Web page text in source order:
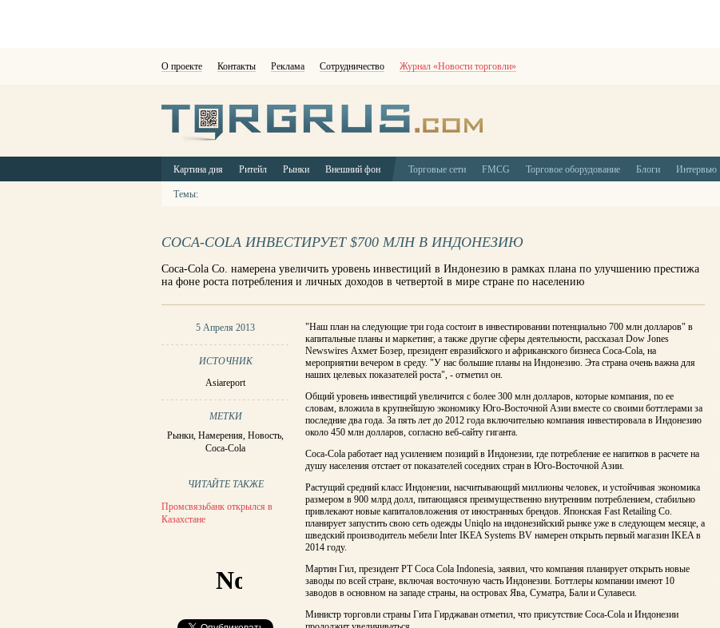
О проекте Контакты Реклама Сотрудничество Журнал «Новости торговли»
Картина дня Ритейл Рынки Внешний фон Торговые сети FMCG Торговое оборудование Блоги Интервью
Темы:
COCA-COLA ИНВЕСТИРУЕТ $700 МЛН В ИНДОНЕЗИЮ
Coca-Cola Co. намерена увеличить уровень инвестиций в Индонезию в рамках плана по улучшению престижа
на фоне роста потребления и личных доходов в четвертой в мире стране по населению
5 Апреля 2013
ИСТОЧНИК
Asiareport
МЕТКИ
Рынки, Намерения, Новость,
Coca-Cola
ЧИТАЙТЕ ТАКЖЕ
Промсвязьбанк открылся в
Казахстане
"Наш план на следующие три года состоит в инвестировании потенциально 700 млн долларов" в
капитальные планы и маркетинг, а также другие сферы деятельности, рассказал Dow Jones
Newswires Ахмет Бозер, президент евразийского и африканского бизнеса Coca-Cola, на
мероприятии вечером в среду. "У нас большие планы на Индонезию. Эта страна очень важна для
наших целевых показателей роста", - отметил он.
Общий уровень инвестиций увеличится с более 300 млн долларов, которые компания, по ее
словам, вложила в крупнейшую экономику Юго-Восточной Азии вместе со своими боттлерами за
последние два года. За пять лет до 2012 года включительно компания инвестировала в Индонезию
около 450 млн долларов, согласно веб-сайту гиганта.
Coca-Cola работает над усилением позиций в Индонезии, где потребление ее напитков в расчете на
душу населения отстает от показателей соседних стран в Юго-Восточной Азии.
Растущий средний класс Индонезии, насчитывающий миллионы человек, и устойчивая экономика
размером в 900 млрд долл, питающаяся преимущественно внутренним потреблением, стабильно
привлекают новые капиталовложения от иностранных брендов. Японская Fast Retailing Co.
планирует запустить свою сеть одежды Uniqlo на индонезийский рынке уже в следующем месяце, а
шведский производитель мебели Inter IKEA Systems BV намерен открыть первый магазин IKEA в
2014 году.
Мартин Гил, президент PT Coca Cola Indonesia, заявил, что компания планирует открыть новые
заводы по всей стране, включая восточную часть Индонезии. Боттлеры компании имеют 10
заводов в основном на западе страны, на островах Ява, Суматра, Бали и Сулавеси.
Министр торговли страны Гита Гирджаван отметил, что присутствие Coca-Cola и Индонезии